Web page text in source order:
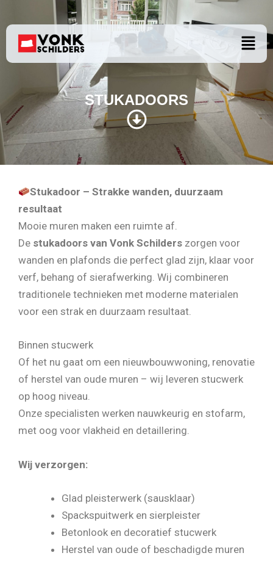
naar
inhoud
Menu
STUKADOORS
STUKADOORS
Stukadoor – Strakke wanden, duurzaam
resultaat
Mooie muren maken een ruimte af.
De stukadoors van Vonk Schilders zorgen voor
wanden en plafonds die perfect glad zijn, klaar voor
verf, behang of sierafwerking. Wij combineren
traditionele technieken met moderne materialen
voor een strak en duurzaam resultaat.
Binnen stucwerk
Of het nu gaat om een nieuwbouwwoning, renovatie
of herstel van oude muren – wij leveren stucwerk
op hoog niveau.
Onze specialisten werken nauwkeurig en stofarm,
met oog voor vlakheid en detaillering.
Wij verzorgen:
Glad pleisterwerk (sausklaar)
Spackspuitwerk en sierpleister
Betonlook en decoratief stucwerk
Herstel van oude of beschadigde muren